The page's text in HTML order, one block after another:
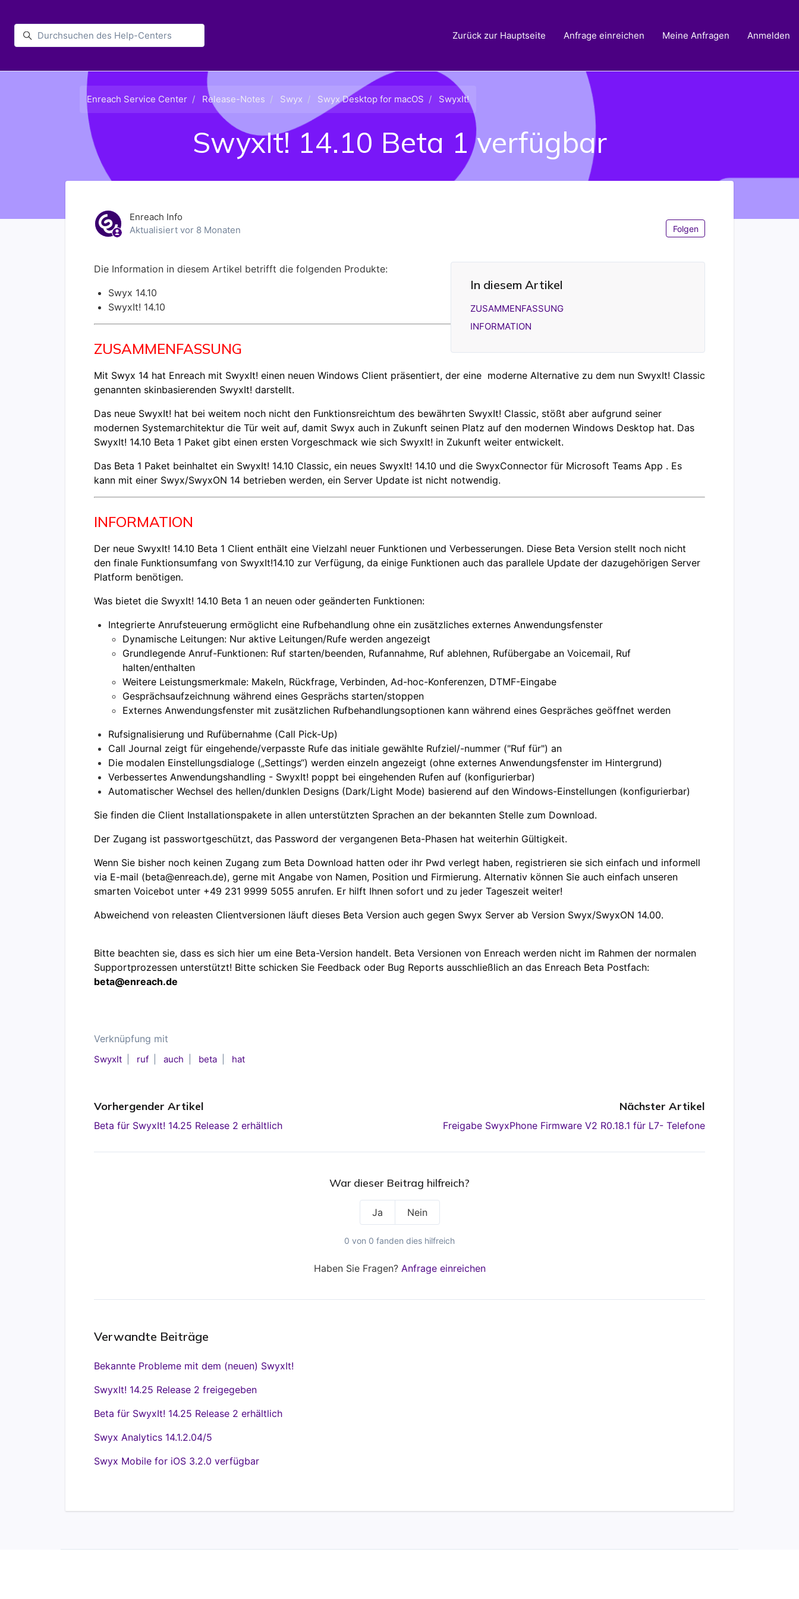
Enreach Zurück zur Hauptseite Anfrage einreichen Meine Anfragen Anmelden
Enreach Service Center Release-Notes Swyx Swyx Desktop for macOS SwyxIt!
SwyxIt! 14.10 Beta 1 verfügbar
Enreach Info
Aktualisiert vor 8 Monaten Folgen
In diesem Artikel
ZUSAMMENFASSUNG
INFORMATION
Die Information in diesem Artikel betrifft die folgenden Produkte:
Swyx 14.10
SwyxIt! 14.10
ZUSAMMENFASSUNG
Mit Swyx 14 hat Enreach mit SwyxIt! einen neuen Windows Client präsentiert, der eine moderne Alternative zu dem nun SwyxIt! Classic
genannten skinbasierenden SwyxIt! darstellt.
Das neue SwyxIt! hat bei weitem noch nicht den Funktionsreichtum des bewährten SwyxIt! Classic, stößt aber aufgrund seiner
modernen Systemarchitektur die Tür weit auf, damit Swyx auch in Zukunft seinen Platz auf den modernen Windows Desktop hat. Das
SwyxIt! 14.10 Beta 1 Paket gibt einen ersten Vorgeschmack wie sich SwyxIt! in Zukunft weiter entwickelt.
Das Beta 1 Paket beinhaltet ein SwyxIt! 14.10 Classic, ein neues SwyxIt! 14.10 und die SwyxConnector für Microsoft Teams App . Es
kann mit einer Swyx/SwyxON 14 betrieben werden, ein Server Update ist nicht notwendig.
INFORMATION
Der neue SwyxIt! 14.10 Beta 1 Client enthält eine Vielzahl neuer Funktionen und Verbesserungen. Diese Beta Version stellt noch nicht
den finale Funktionsumfang von SwyxIt!14.10 zur Verfügung, da einige Funktionen auch das parallele Update der dazugehörigen Server
Platform benötigen.
Was bietet die SwyxIt! 14.10 Beta 1 an neuen oder geänderten Funktionen:
Integrierte Anrufsteuerung ermöglicht eine Rufbehandlung ohne ein zusätzliches externes Anwendungsfenster
Dynamische Leitungen: Nur aktive Leitungen/Rufe werden angezeigt
Grundlegende Anruf-Funktionen: Ruf starten/beenden, Rufannahme, Ruf ablehnen, Rufübergabe an Voicemail, Ruf
halten/enthalten
Weitere Leistungsmerkmale: Makeln, Rückfrage, Verbinden, Ad-hoc-Konferenzen, DTMF-Eingabe
Gesprächsaufzeichnung während eines Gesprächs starten/stoppen
Externes Anwendungsfenster mit zusätzlichen Rufbehandlungsoptionen kann während eines Gespräches geöffnet werden
Rufsignalisierung und Rufübernahme (Call Pick-Up)
Call Journal zeigt für eingehende/verpasste Rufe das initiale gewählte Rufziel/-nummer ("Ruf für") an
Die modalen Einstellungsdialoge („Settings“) werden einzeln angezeigt (ohne externes Anwendungsfenster im Hintergrund)
Verbessertes Anwendungshandling - SwyxIt! poppt bei eingehenden Rufen auf (konfigurierbar)
Automatischer Wechsel des hellen/dunklen Designs (Dark/Light Mode) basierend auf den Windows-Einstellungen (konfigurierbar)
Sie finden die Client Installationspakete in allen unterstützten Sprachen an der bekannten Stelle zum Download.
Der Zugang ist passwortgeschützt, das Password der vergangenen Beta-Phasen hat weiterhin Gültigkeit.
Wenn Sie bisher noch keinen Zugang zum Beta Download hatten oder ihr Pwd verlegt haben, registrieren sie sich einfach und informell
via E-mail (beta@enreach.de), gerne mit Angabe von Namen, Position und Firmierung. Alternativ können Sie auch einfach unseren
smarten Voicebot unter +49 231 9999 5055 anrufen. Er hilft Ihnen sofort und zu jeder Tageszeit weiter!
Abweichend von releasten Clientversionen läuft dieses Beta Version auch gegen Swyx Server ab Version Swyx/SwyxON 14.00.
Bitte beachten sie, dass es sich hier um eine Beta-Version handelt. Beta Versionen von Enreach werden nicht im Rahmen der normalen
Supportprozessen unterstützt! Bitte schicken Sie Feedback oder Bug Reports ausschließlich an das Enreach Beta Postfach:
beta@enreach.de
Verknüpfung mit
SwyxIt ruf auch beta hat
Vorhergender Artikel
Beta für SwyxIt! 14.25 Release 2 erhältlich
Nächster Artikel
Freigabe SwyxPhone Firmware V2 R0.18.1 für L7- Telefone
War dieser Beitrag hilfreich?
Ja Nein
0 von 0 fanden dies hilfreich
Haben Sie Fragen? Anfrage einreichen
Verwandte Beiträge
Bekannte Probleme mit dem (neuen) SwyxIt!
SwyxIt! 14.25 Release 2 freigegeben
Beta für SwyxIt! 14.25 Release 2 erhältlich
Swyx Analytics 14.1.2.04/5
Swyx Mobile for iOS 3.2.0 verfügbar